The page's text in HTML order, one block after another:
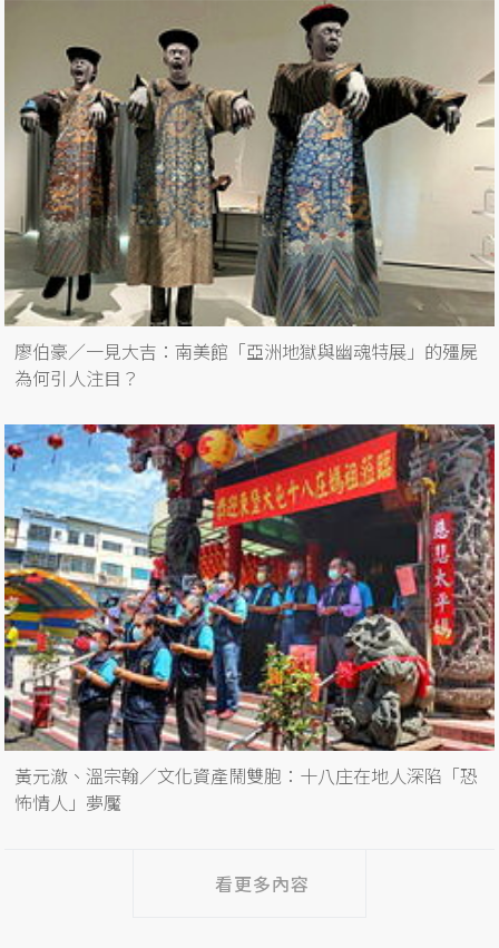
廖伯豪／一見大吉：南美館「亞洲地獄與幽魂特展」的殭屍
為何引人注目？
黃元澈、溫宗翰／文化資產鬧雙胞：十八庄在地人深陷「恐
怖情人」夢魘
看更多內容